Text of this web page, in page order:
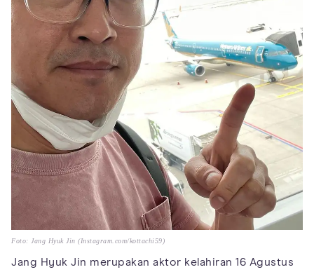
Foto: Jang Hyuk Jin (Instagram.com/kottachi59)
Jang Hyuk Jin merupakan aktor kelahiran 16 Agustus